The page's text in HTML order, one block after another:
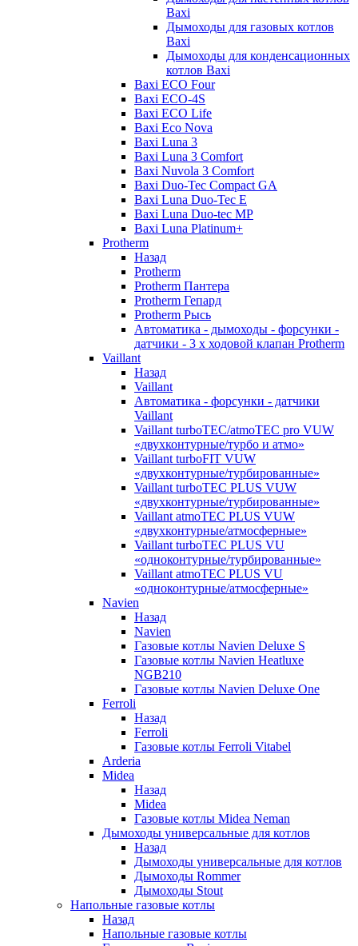
Baxi
Дымоходы для газовых котлов
Baxi
Дымоходы для конденсационных
котлов Baxi
Baxi ECO Four
Baxi ECO-4S
Baxi ECO Life
Baxi Eco Nova
Baxi Luna 3
Baxi Luna 3 Comfort
Baxi Nuvola 3 Comfort
Baxi Duo-Tec Compact GA
Baxi Luna Duo-Tec E
Baxi Luna Duo-tec MP
Baxi Luna Platinum+
Protherm
Назад
Protherm
Protherm Пантера
Protherm Гепард
Protherm Рысь
Автоматика - дымоходы - форсунки -
датчики - 3 х ходовой клапан Protherm
Vaillant
Назад
Vaillant
Автоматика - форсунки - датчики
Vaillant
Vaillant turboTEC/atmoTEC pro VUW
«двухконтурные/турбо и атмо»
Vaillant turboFIT VUW
«двухконтурные/турбированные»
Vaillant turboTEC PLUS VUW
«двухконтурные/турбированные»
Vaillant atmoTEC PLUS VUW
«двухконтурные/атмосферные»
Vaillant turboTEC PLUS VU
«одноконтурные/турбированные»
Vaillant atmoTEC PLUS VU
«одноконтурные/атмосферные»
Navien
Назад
Navien
Газовые котлы Navien Deluxe S
Газовые котлы Navien Heatluxe
NGB210
Газовые котлы Navien Deluxe One
Ferroli
Назад
Ferroli
Газовые котлы Ferroli Vitabel
Arderia
Midea
Назад
Midea
Газовые котлы Midea Neman
Дымоходы универсальные для котлов
Назад
Дымоходы универсальные для котлов
Дымоходы Rommer
Дымоходы Stout
Напольные газовые котлы
Назад
Напольные газовые котлы